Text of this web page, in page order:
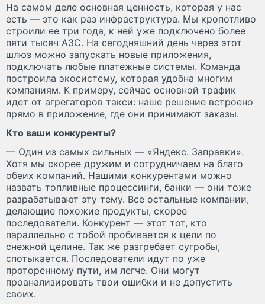
На самом деле основная ценность, которая у нас
есть — это как раз инфраструктура. Мы кропотливо
строили ее три года, к ней уже подключено более
пяти тысяч АЗС. На сегодняшний день через этот
шлюз можно запускать новые приложения,
подключать любые платежные системы. Команда
построила экосистему, которая удобна многим
компаниям. К примеру, сейчас основной трафик
идет от агрегаторов такси: наше решение встроено
прямо в приложение, где они принимают заказы.
Кто ваши конкуренты?
— Один из самых сильных — «Яндекс. Заправки».
Хотя мы скорее дружим и сотрудничаем на благо
обеих компаний. Нашими конкурентами можно
назвать топливные процессинги, банки — они тоже
разрабатывают эту тему. Все остальные компании,
делающие похожие продукты, скорее
последователи. Конкурент — этот тот, кто
параллельно с тобой пробивается к цели по
снежной целине. Так же разгребает сугробы,
спотыкается. Последователи идут по уже
проторенному пути, им легче. Они могут
проанализировать твои ошибки и не допустить
своих.